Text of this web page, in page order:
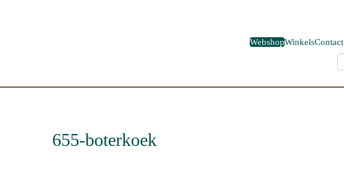
WebshopWinkelsContact
655-boterkoek